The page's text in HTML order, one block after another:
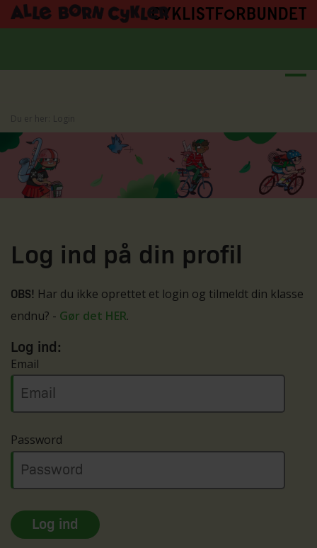
Du er her: Login
Log ind på din profil
OBS! Har du ikke oprettet et login og tilmeldt din klasse
endnu? - Gør det HER.
Log ind:
Email
Password